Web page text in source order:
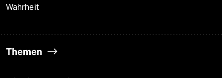
Wahrheit
Themen